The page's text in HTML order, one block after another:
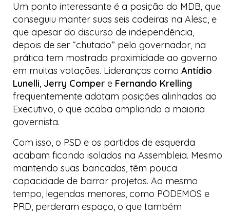
Um ponto interessante é a posição do MDB, que
conseguiu manter suas seis cadeiras na Alesc, e
que apesar do discurso de independência,
depois de ser “chutado” pelo governador, na
prática tem mostrado proximidade ao governo
em muitas votações. Lideranças como Antídio
Lunelli, Jerry Comper e Fernando Krelling
frequentemente adotam posições alinhadas ao
Executivo, o que acaba ampliando a maioria
governista.
Com isso, o PSD e os partidos de esquerda
acabam ficando isolados na Assembleia. Mesmo
mantendo suas bancadas, têm pouca
capacidade de barrar projetos. Ao mesmo
tempo, legendas menores, como PODEMOS e
PRD, perderam espaço, o que também